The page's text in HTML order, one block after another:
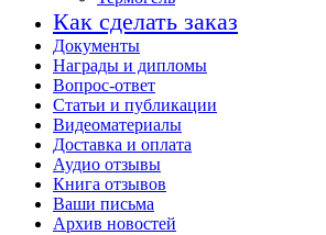
Как сделать заказ
Документы
Награды и дипломы
Вопрос-ответ
Статьи и публикации
Видеоматериалы
Доставка и оплата
Аудио отзывы
Книга отзывов
Ваши письма
Архив новостей